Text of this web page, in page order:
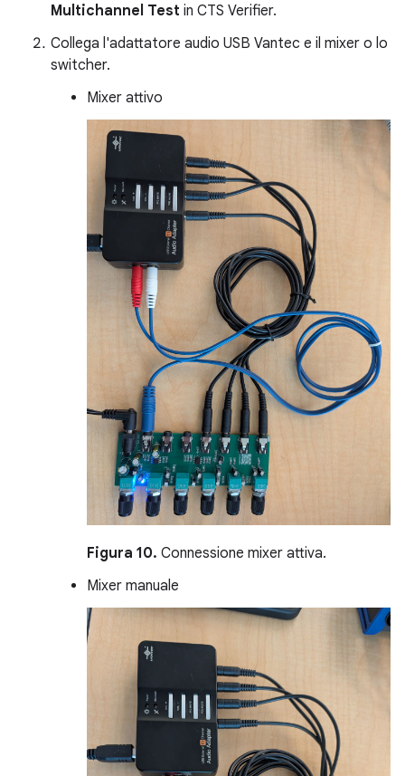
Multichannel Test in CTS Verifier.
Collega l'adattatore audio USB Vantec e il mixer o lo
switcher.
Mixer attivo
Figura 10. Connessione mixer attiva.
Mixer manuale